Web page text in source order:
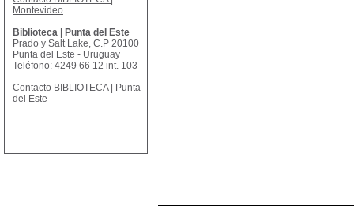
Montevideo
Biblioteca | Punta del Este
Prado y Salt Lake, C.P 20100
Punta del Este - Uruguay
Teléfono: 4249 66 12 int. 103
Contacto BIBLIOTECA | Punta
del Este